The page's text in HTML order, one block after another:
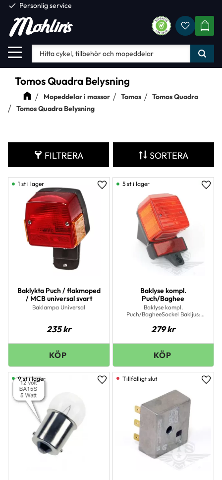
Meny
check Personlig service
Tomos Quadra Belysning
Mopeddelar i massor Tomos
Tomos Quadra
Tomos Quadra Belysning
FILTRERA SORTERA
Baklykta Puch / flakmoped
/ MCB universal svart
Baklampa Universal
235kr
Lägg till i favoriter
1 st i lager
Baklyse kompl.
Puch/Baghee
Baklyse kompl.
Puch/BagheeSockel Bakljus:
BA15S (5W) Glödlampor ingår
EJ!
279kr
5 st i lager
Lägg till i favoriter
9 st i lager